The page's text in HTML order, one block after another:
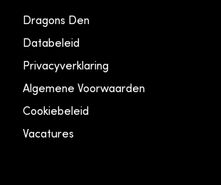
Dragons Den
Databeleid
Privacyverklaring
Algemene Voorwaarden
Cookiebeleid
Vacatures